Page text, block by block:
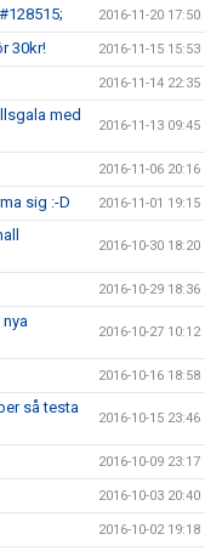
2016-11-20 17:50
30kr! 2016-11-15 15:53
2016-11-14 22:35
med
2016-11-13 09:45
2016-11-06 20:16
sig :-D 2016-11-01 19:15
2016-10-30 18:20
2016-10-29 18:36
2016-10-27 10:12
2016-10-16 18:58
så testa
2016-10-15 23:46
2016-10-09 23:17
2016-10-03 20:40
2016-10-02 19:18